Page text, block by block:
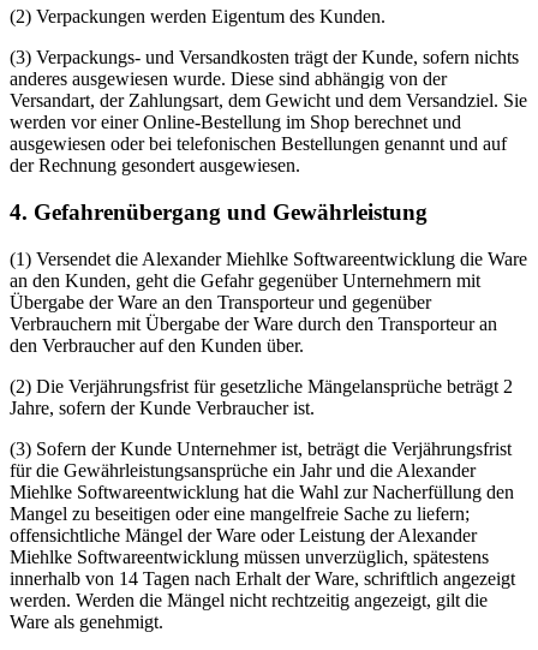
(2) Verpackungen werden Eigentum des Kunden.
(3) Verpackungs- und Versandkosten trägt der Kunde, sofern nichts
anderes ausgewiesen wurde. Diese sind abhängig von der
Versandart, der Zahlungsart, dem Gewicht und dem Versandziel. Sie
werden vor einer Online-Bestellung im Shop berechnet und
ausgewiesen oder bei telefonischen Bestellungen genannt und auf
der Rechnung gesondert ausgewiesen.
4. Gefahrenübergang und Gewährleistung
(1) Versendet die Alexander Miehlke Softwareentwicklung die Ware
an den Kunden, geht die Gefahr gegenüber Unternehmern mit
Übergabe der Ware an den Transporteur und gegenüber
Verbrauchern mit Übergabe der Ware durch den Transporteur an
den Verbraucher auf den Kunden über.
(2) Die Verjährungsfrist für gesetzliche Mängelansprüche beträgt 2
Jahre, sofern der Kunde Verbraucher ist.
(3) Sofern der Kunde Unternehmer ist, beträgt die Verjährungsfrist
für die Gewährleistungsansprüche ein Jahr und die Alexander
Miehlke Softwareentwicklung hat die Wahl zur Nacherfüllung den
Mangel zu beseitigen oder eine mangelfreie Sache zu liefern;
offensichtliche Mängel der Ware oder Leistung der Alexander
Miehlke Softwareentwicklung müssen unverzüglich, spätestens
innerhalb von 14 Tagen nach Erhalt der Ware, schriftlich angezeigt
werden. Werden die Mängel nicht rechtzeitig angezeigt, gilt die
Ware als genehmigt.